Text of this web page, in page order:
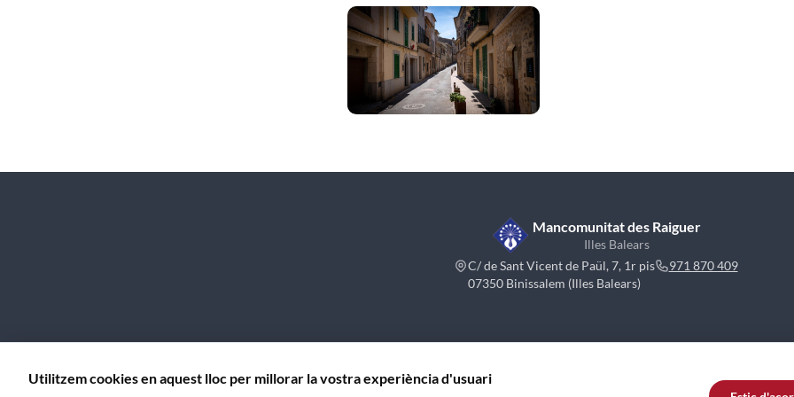
Mancomunitat des Raiguer
Illes Balears
C/ de Sant Vicent de Paül, 7, 1r pis
07350 Binissalem (Illes Balears)
971 870 409
Contacte Avís Legal Política de galetes (Cookies) Mapa web
Utilitzem cookies en aquest lloc per millorar la vostra experiència d'usuari